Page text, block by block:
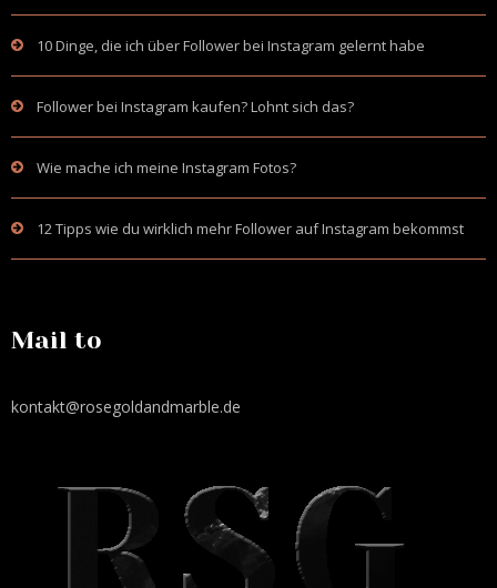
10 Dinge, die ich über Follower bei Instagram gelernt habe
Follower bei Instagram kaufen? Lohnt sich das?
Wie mache ich meine Instagram Fotos?
12 Tipps wie du wirklich mehr Follower auf Instagram bekommst
Mail to
kontakt@rosegoldandmarble.de